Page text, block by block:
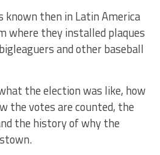
known then in Latin America
where they installed plaques
and other baseball
the election was like, how
the votes are counted, the
the history of why the